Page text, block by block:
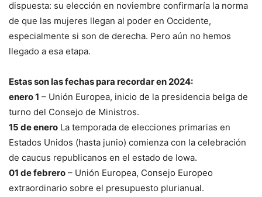
dispuesta: su elección en noviembre confirmaría la norma
de que las mujeres llegan al poder en Occidente,
especialmente si son de derecha. Pero aún no hemos
llegado a esa etapa.
Estas son las fechas para recordar en 2024:
enero 1 – Unión Europea, inicio de la presidencia belga de
turno del Consejo de Ministros.
15 de enero La temporada de elecciones primarias en
Estados Unidos (hasta junio) comienza con la celebración
de caucus republicanos en el estado de Iowa.
01 de febrero – Unión Europea, Consejo Europeo
extraordinario sobre el presupuesto plurianual.